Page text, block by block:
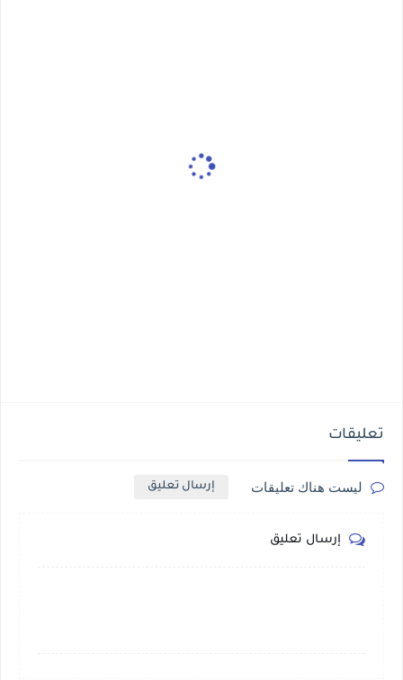
تعليقات
ليست هناك تعليقات إرسال تعليق
إرسال تعليق